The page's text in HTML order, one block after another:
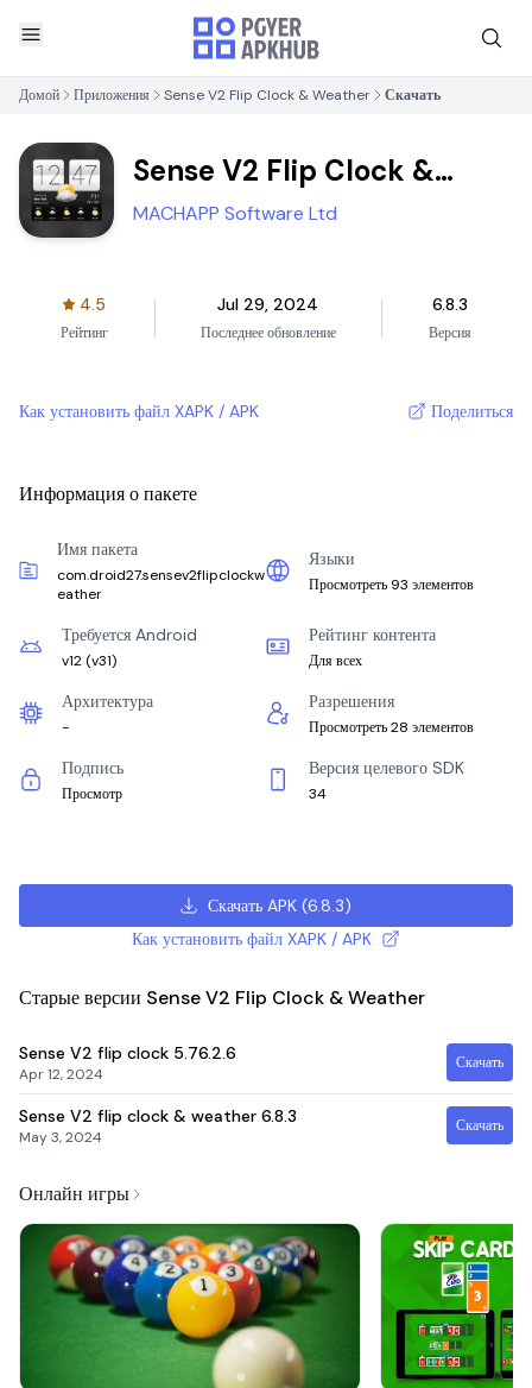
Домой Приложения Sense V2 Flip Clock & Weather Скачать
Sense V2 Flip Clock &
Weather
MACHAPP Software Ltd
4.5
Рейтинг
Jul 29, 2024
Последнее обновление
6.8.3
Версия
Как установить файл XAPK / APK Поделиться
Информация о пакете
Имя пакета
com.droid27.sensev2flipclockw
eather
Языки
Просмотреть 93 элементов
Требуется Android
v12 (v31)
Рейтинг контента
Для всех
Архитектура
-
Разрешения
Просмотреть 28 элементов
Подпись
Просмотр
Версия целевого SDK
34
Скачать APK (6.8.3)
Как установить файл XAPK / APK
Старые версии Sense V2 Flip Clock & Weather
Sense V2 flip clock 5.76.2.6
Apr 12, 2024
Скачать
Sense V2 flip clock & weather 6.8.3
May 3, 2024
Скачать
Онлайн игры